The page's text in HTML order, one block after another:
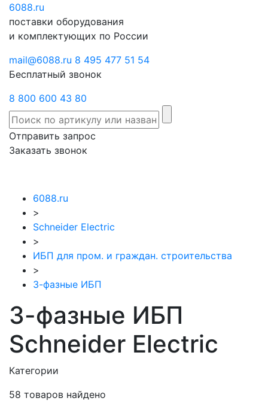
6088.ru
поставки оборудования
и комплектующих по России
mail@6088.ru 8 495 477 51 54
Бесплатный звонок
8 800 600 43 80
Отправить запрос
Заказать звонок
6088.ru
>
Schneider Electric
>
ИБП для пром. и граждан. строительства
>
3-фазные ИБП
3-фазные ИБП
Schneider Electric
Категории
58 товаров найдено
Отправить
запрос
звонок